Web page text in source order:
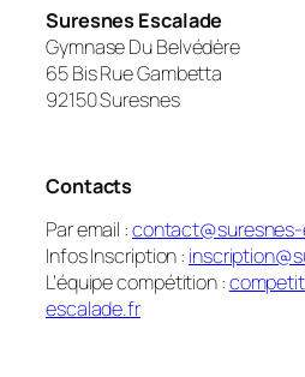
Suresnes Escalade
Gymnase Du Belvédère
65 Bis Rue Gambetta
92150 Suresnes
Contacts
Par email :
Infos Inscription :
L’équipe compétition :
escalade.fr